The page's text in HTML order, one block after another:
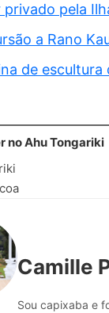
privado pela
a Rano
de escultura
no Ahu Tongariki
Camille
Sou capixaba e